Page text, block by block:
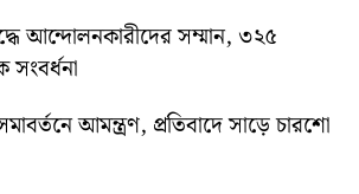
আন্দোলনকারীদের সম্মান, ৩২৫
সংবর্ধনা
আমন্ত্রণ, প্রতিবাদে সাড়ে চারশো